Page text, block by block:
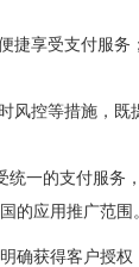
捷享受支付服务；
控等措施，
一的支付服
的应用推广范围
确获得客户授